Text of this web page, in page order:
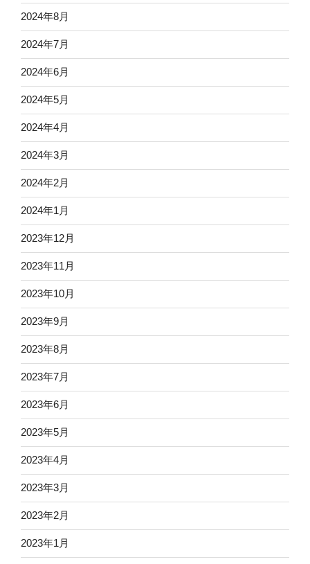
2024年8月
2024年7月
2024年6月
2024年5月
2024年4月
2024年3月
2024年2月
2024年1月
2023年12月
2023年11月
2023年10月
2023年9月
2023年8月
2023年7月
2023年6月
2023年5月
2023年4月
2023年3月
2023年2月
2023年1月